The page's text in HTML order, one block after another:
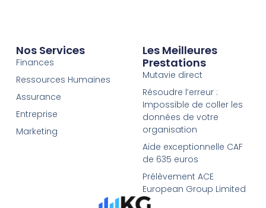
Nos Services
Finances
Ressources Humaines
Assurance
Entreprise
Marketing
Les Meilleures
Prestations
Mutavie direct
Résoudre l’erreur :
Impossible de coller les
données de votre
organisation
Aide exceptionnelle CAF
de 635 euros
Prélèvement ACE
European Group Limited